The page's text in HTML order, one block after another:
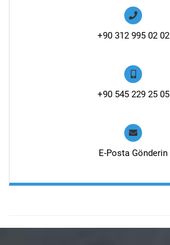
+90 312 995 02 02
+90 545 229 25 05
E-Posta Gönderin